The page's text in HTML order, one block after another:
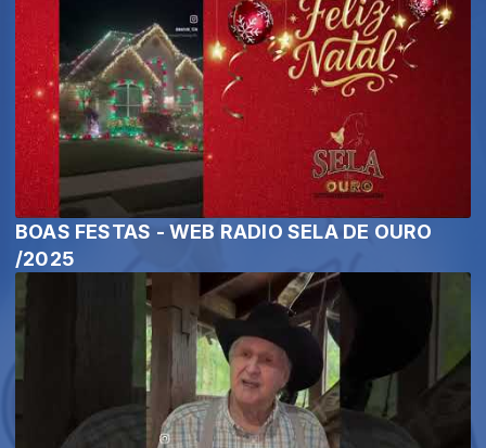
BOAS FESTAS - WEB RADIO SELA DE OURO
/2025